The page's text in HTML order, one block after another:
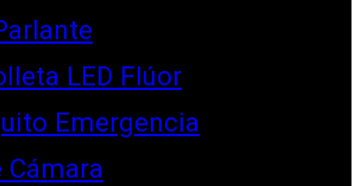
LED Flúor
Emergencia
Cámara